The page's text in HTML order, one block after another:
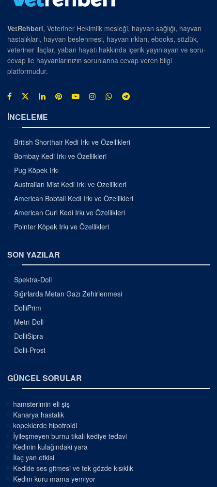
VetRehberi, Veteriner Hekimlik mesleği, hayvan sağlığı, hayvan
hastalıkları, hayvan beslenmesi, hayvan ırkları, ebooks, sözlük,
veteriner ilaçlar, yaban hayatı hakkında içerik yayınlayan ve soru-
cevap ile hayvanlarınızın sorunlarına cevap veren bilgi
platformudur.
İNCELEME
British Shorthair Kedi Irkı ve Özellikleri
Bombay Kedi Irkı ve Özellikleri
Pug Köpek Irkı
Australian Mist Kedi Irkı ve Özellikleri
American Bobtail Kedi Irkı ve Özellikleri
American Curl Kedi Irkı ve Özellikleri
Pointer Köpek Irkı ve Özellikleri
SON YAZILAR
Spektra-Doll
Sığırlarda Metan Gazı Zehirlenmesi
DolliPrim
Metri-Doll
DolliSipra
Dolli-Prost
GÜNCEL SORULAR
hamsterimin eli şiş
Kanarya hastalık
kopeklerde hipotroidi
İyileşmeyen burnu tıkalı kediye tedavi
Kedinin kulağındaki yara
İlaç yan etkisi
Kedide ses gitmesi ve tek gözde kısıklık
Kedim kuru mama yemiyor